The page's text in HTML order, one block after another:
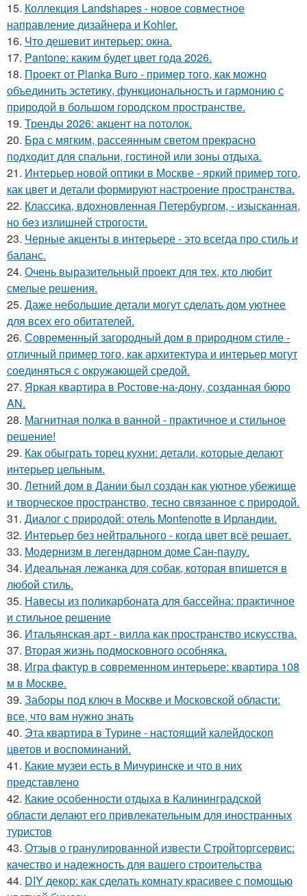
15. Коллекция Landshapes - новое совместное
направление дизайнера и Kohler.
16. Что дешевит интерьер: окна.
17. Pantone: каким будет цвет года 2026.
18. Проект от Planka Buro - пример того, как можно
объединить эстетику, функциональность и гармонию с
природой в большом городском пространстве.
19. Тренды 2026: акцент на потолок.
20. Бра с мягким, рассеянным светом прекрасно
подходит для спальни, гостиной или зоны отдыха.
21. Интерьер новой оптики в Москве - яркий пример того,
как цвет и детали формируют настроение пространства.
22. Классика, вдохновленная Петербургом, - изысканная,
но без излишней строгости.
23. Черные акценты в интерьере - это всегда про стиль и
баланс.
24. Очень выразительный проект для тех, кто любит
смелые решения.
25. Даже небольшие детали могут сделать дом уютнее
для всех его обитателей.
26. Современный загородный дом в природном стиле -
отличный пример того, как архитектура и интерьер могут
соединяться с окружающей средой.
27. Яркая квартира в Ростове-на-дону, созданная бюро
AN.
28. Магнитная полка в ванной - практичное и стильное
решение!
29. Как обыграть торец кухни: детали, которые делают
интерьер цельным.
30. Летний дом в Дании был создан как уютное убежище
и творческое пространство, тесно связанное с природой.
31. Диалог с природой: отель Montenotte в Ирландии.
32. Интерьер без нейтрального - когда цвет всё решает.
33. Модернизм в легендарном доме Сан-паулу.
34. Идеальная лежанка для собак, которая впишется в
любой стиль.
35. Навесы из поликарбоната для бассейна: практичное
и стильное решение
36. Итальянская арт - вилла как пространство искусства.
37. Вторая жизнь подмосковного особняка.
38. Игра фактур в современном интерьере: квартира 108
м в Москве.
39. Заборы под ключ в Москве и Московской области:
все, что вам нужно знать
40. Эта квартира в Турине - настоящий калейдоскоп
цветов и воспоминаний.
41. Какие музеи есть в Мичуринске и что в них
представлено
42. Какие особенности отдыха в Калининградской
области делают его привлекательным для иностранных
туристов
43. Отзыв о гранулированной извести Стройторгсервис:
качество и надежность для вашего строительства
44. DIY декор: как сделать комнату красивее с помощью